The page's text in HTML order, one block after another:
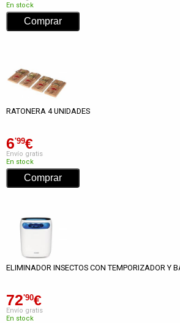
En stock
RATONERA 4 UNIDADES
6'99€
Envío gratis
En stock
ELIMINADOR INSECTOS CON TEMPORIZADOR Y
72'90€
Envío gratis
En stock